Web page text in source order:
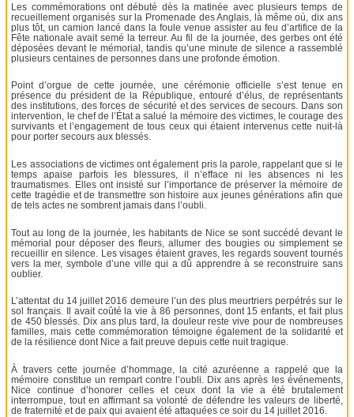
Les commémorations ont débuté dès la matinée avec plusieurs temps de
recueillement organisés sur la Promenade des Anglais, là même où, dix ans
plus tôt, un camion lancé dans la foule venue assister au feu d’artifice de la
Fête nationale avait semé la terreur. Au fil de la journée, des gerbes ont été
déposées devant le mémorial, tandis qu’une minute de silence a rassemblé
plusieurs centaines de personnes dans une profonde émotion.
Point d’orgue de cette journée, une cérémonie officielle s’est tenue en
présence du président de la République, entouré d’élus, de représentants
des institutions, des forces de sécurité et des services de secours. Dans son
intervention, le chef de l’État a salué la mémoire des victimes, le courage des
survivants et l’engagement de tous ceux qui étaient intervenus cette nuit-là
pour porter secours aux blessés.
Les associations de victimes ont également pris la parole, rappelant que si le
temps apaise parfois les blessures, il n’efface ni les absences ni les
traumatismes. Elles ont insisté sur l’importance de préserver la mémoire de
cette tragédie et de transmettre son histoire aux jeunes générations afin que
de tels actes ne sombrent jamais dans l’oubli.
Tout au long de la journée, les habitants de Nice se sont succédé devant le
mémorial pour déposer des fleurs, allumer des bougies ou simplement se
recueillir en silence. Les visages étaient graves, les regards souvent tournés
vers la mer, symbole d’une ville qui a dû apprendre à se reconstruire sans
oublier.
L’attentat du 14 juillet 2016 demeure l’un des plus meurtriers perpétrés sur le
sol français. Il avait coûté la vie à 86 personnes, dont 15 enfants, et fait plus
de 450 blessés. Dix ans plus tard, la douleur reste vive pour de nombreuses
familles, mais cette commémoration témoigne également de la solidarité et
de la résilience dont Nice a fait preuve depuis cette nuit tragique.
À travers cette journée d’hommage, la cité azuréenne a rappelé que la
mémoire constitue un rempart contre l’oubli. Dix ans après les événements,
Nice continue d’honorer celles et ceux dont la vie a été brutalement
interrompue, tout en affirmant sa volonté de défendre les valeurs de liberté,
de fraternité et de paix qui avaient été attaquées ce soir du 14 juillet 2016.